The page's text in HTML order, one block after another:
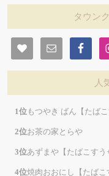
タウン
人
もつやき ばん【たばこ
お茶の家とらや
あずまや【たばこすう+
焼肉おおにし【たばこ